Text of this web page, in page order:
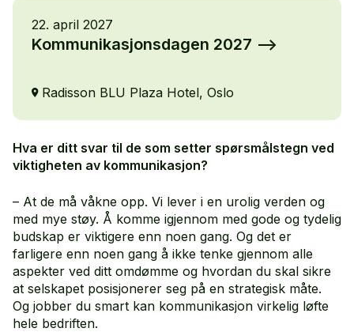
22. april 2027
Kommunikasjonsdagen 2027
Radisson BLU Plaza Hotel, Oslo
Hva er ditt svar til de som setter spørsmålstegn ved
viktigheten av kommunikasjon?
– At de må våkne opp. Vi lever i en urolig verden og
med mye støy. Å komme igjennom med gode og tydelig
budskap er viktigere enn noen gang. Og det er
farligere enn noen gang å ikke tenke gjennom alle
aspekter ved ditt omdømme og hvordan du skal sikre
at selskapet posisjonerer seg på en strategisk måte.
Og jobber du smart kan kommunikasjon virkelig løfte
hele bedriften.